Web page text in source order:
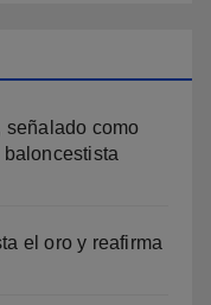
señalado como
el oro y reafirma